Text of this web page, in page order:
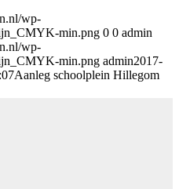
wp-
min.png 0 0 admin
wp-
min.png admin2017-
Aanleg schoolplein Hillegom